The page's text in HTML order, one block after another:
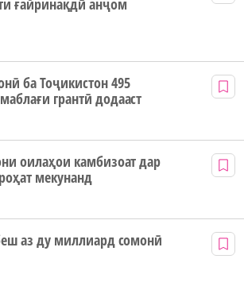
ба Тоҷикистон 495
грантӣ додааст
оилаҳои камбизоат дар
мекунанд
аз ду миллиард сомонӣ